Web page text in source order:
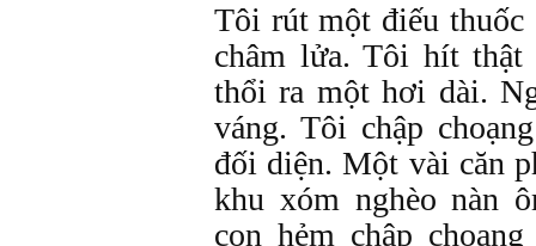
Tôi rút một điếu thuốc
châm lửa. Tôi hít
thổi ra một hơi dài.
váng. Tôi chập
đối diện. Một vài căn
khu xóm nghèo nàn
con hẻm chập